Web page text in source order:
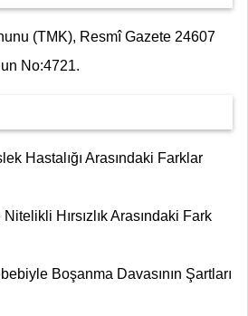
(TMK), Resmî Gazete 24607
No:4721.
Hastalığı Arasındaki Farklar
Nitelikli Hırsızlık Arasındaki Fark
Boşanma Davasının Şartları